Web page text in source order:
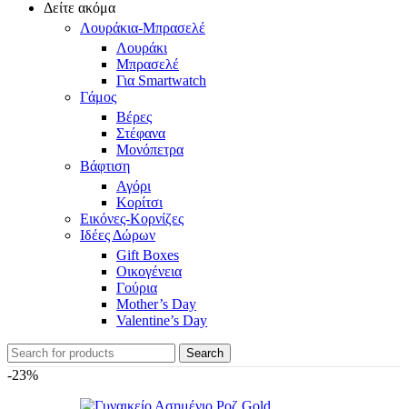
Δείτε ακόμα
Λουράκια-Μπρασελέ
Λουράκι
Μπρασελέ
Για Smartwatch
Γάμος
Βέρες
Στέφανα
Μονόπετρα
Βάφτιση
Αγόρι
Κορίτσι
Εικόνες-Κορνίζες
Ιδέες Δώρων
Gift Boxes
Οικογένεια
Γούρια
Mother’s Day
Valentine’s Day
Search
-23%